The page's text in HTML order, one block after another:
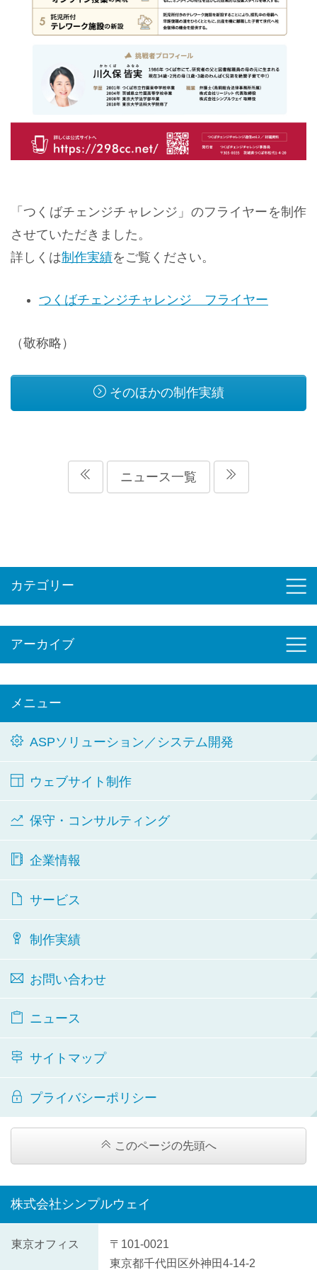
「つくばチェンジチャレンジ」のフライヤーを制作
させていただきました。
詳しくは制作実績をご覧ください。
つくばチェンジチャレンジ フライヤー
（敬称略）
そのほかの制作実績
ニュース一覧
カテゴリー
アーカイブ
メニュー
ASPソリューション／システム開発
ウェブサイト制作
保守・コンサルティング
企業情報
サービス
制作実績
お問い合わせ
ニュース
サイトマップ
プライバシーポリシー
このページの先頭へ
株式会社シンプルウェイ
株
東京オフィス
〒101-0021
東京都千代田区外神田4-14-2